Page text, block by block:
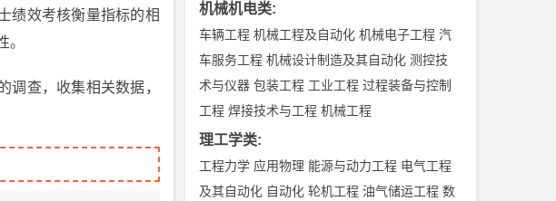
绩效考核衡量指标的相
调查，收集相关数据，
机械机电类:
车辆工程 机械工程及自动化 机械电子工程 汽
车服务工程 机械设计制造及其自动化 测控技
术与仪器 包装工程 工业工程 过程装备与控制
工程 焊接技术与工程 机械工程
理工学类:
工程力学 应用物理 能源与动力工程 电气工程
及其自动化 自动化 轮机工程 油气储运工程 数